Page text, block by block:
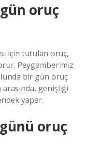
oruç
için tutulan oruç,
Peygamberimiz
bir gün oruç
genişliği
yapar.
oruç